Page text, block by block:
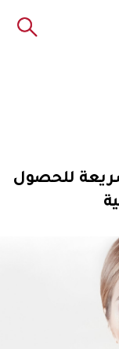
للحصول